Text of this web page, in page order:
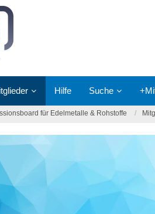
Hilfe Suche
für Edelmetalle & Rohstoffe